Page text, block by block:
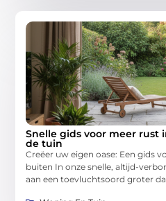
Snelle gids voor meer rust
de tuin
Creëer uw eigen oase: Een gids
buiten In onze snelle, altijd-
aan een toevluchtsoord groter